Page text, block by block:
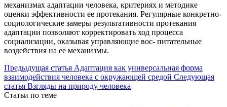
механизмах адаптации человека, критериях и методике
оценки эффективности ее протекания. Регулярные конкретно-
социологические замеры результативности протекания
адаптации позволяют корректировать ход процесса
социализации, оказывая управляющие вос- питательные
воздействия на ее механизмы.
Предыдущая статья Адаптация как универсальная форма
взаимодействия человека с окружающей средой Следующая
статья Взгляды на природу человека
Статьи по теме